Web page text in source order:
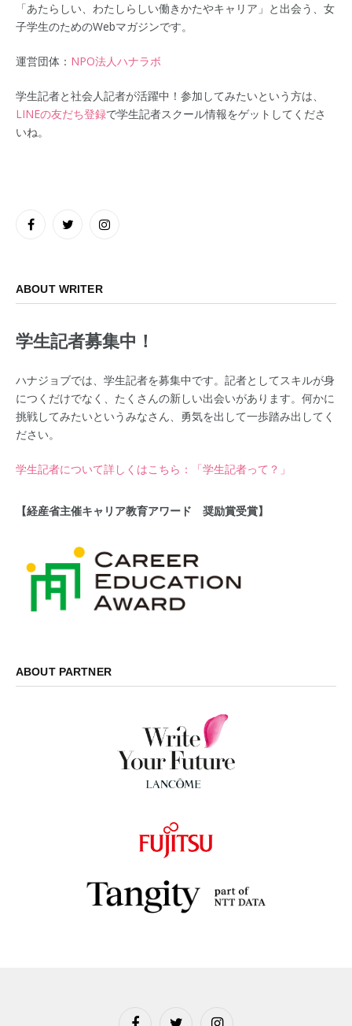
「あたらしい、わたしらしい働きかたやキャリア」と出会う、女
子学生のためのWebマガジンです。
運営団体： NPO法人ハナラボ
学生記者と社会人記者が活躍中！参加してみたいという方は、
LINEの友だち登録で学生記者スクール情報をゲットしてくださ
いね。
FacebookTwitter Instagram
ABOUT WRITER
学生記者募集中！
ハナジョブでは、学生記者を募集中です。記者としてスキルが身
につくだけでなく、たくさんの新しい出会いがあります。何かに
挑戦してみたいというみなさん、勇気を出して一歩踏み出してく
ださい。
学生記者について詳しくはこちら：「学生記者って？」
【経産省主催キャリア教育アワード 奨励賞受賞】
ABOUT PARTNER